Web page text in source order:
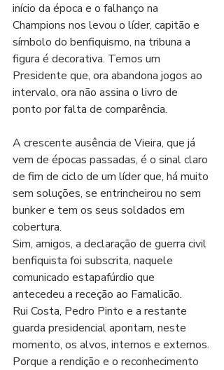
início da época e o falhanço na
Champions nos levou o líder, capitão e
símbolo do benfiquismo, na tribuna a
figura é decorativa. Temos um
Presidente que, ora abandona jogos ao
intervalo, ora não assina o livro de
ponto por falta de comparência.
A crescente ausência de Vieira, que já
vem de épocas passadas, é o sinal claro
de fim de ciclo de um líder que, há muito
sem soluções, se entrincheirou no sem
bunker e tem os seus soldados em
cobertura.
Sim, amigos, a declaração de guerra civil
benfiquista foi subscrita, naquele
comunicado estapafúrdio que
antecedeu a receção ao Famalicão.
Rui Costa, Pedro Pinto e a restante
guarda presidencial apontam, neste
momento, os alvos, internos e externos.
Porque a rendição e o reconhecimento